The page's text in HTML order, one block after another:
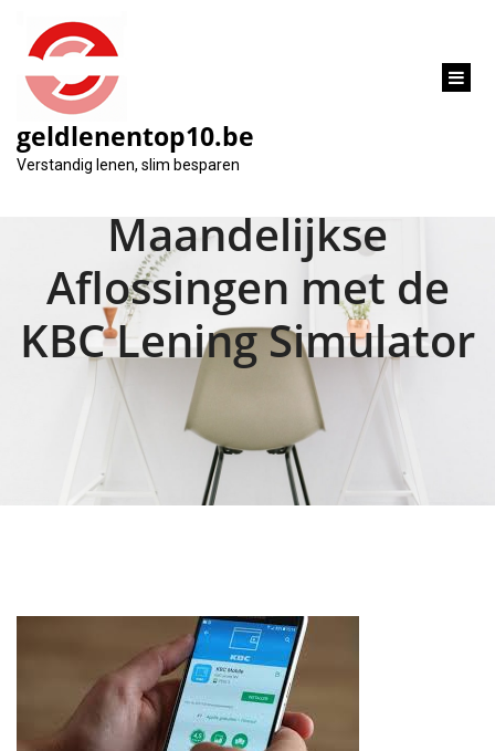
gaan
geldlenentop10.be
Verstandig lenen, slim besparen
Ontdek Uw
Maandelijkse
Aflossingen met de
KBC Lening Simulator